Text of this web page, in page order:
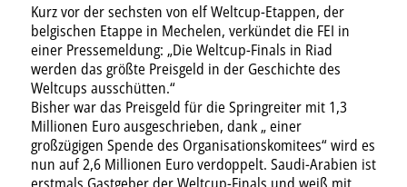
Kurz vor der sechsten von elf Weltcup-Etappen, der
belgischen Etappe in Mechelen, verkündet die FEI in
einer Pressemeldung: „Die Weltcup-Finals in Riad
werden das größte Preisgeld in der Geschichte des
Weltcups ausschütten.“
Bisher war das Preisgeld für die Springreiter mit 1,3
Millionen Euro ausgeschrieben, dank „ einer
großzügigen Spende des Organisationskomitees“ wird es
nun auf 2,6 Millionen Euro verdoppelt. Saudi-Arabien ist
erstmals Gastgeber der Weltcup-Finals und weiß mit